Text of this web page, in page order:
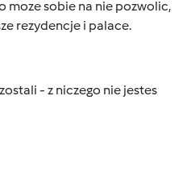
moze sobie na nie pozwolic,
rezydencje i palace.
- z niczego nie jestes